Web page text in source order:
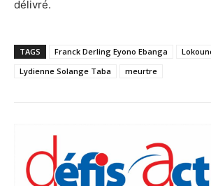
délivré.
TAGS Franck Derling Eyono Ebanga
Lydienne Solange Taba
meurtre